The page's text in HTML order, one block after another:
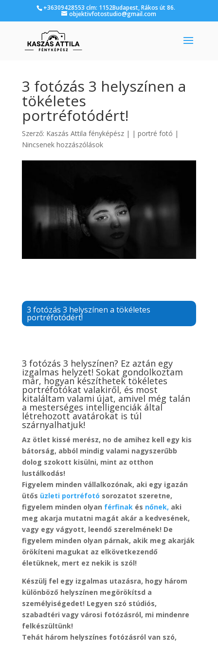
+36309428553 cím: 1152Budapest, Rákos út 86.
objektivfotostudio@gmail.com
3 fotózás 3 helyszínen a
tökéletes
portréfotódért!
Szerző: Kaszás Attila fényképész| | portré fotó |
Nincsenek hozzászólások
3 fotózás 3 helyszínen a tökéletes
portréfotódért!
3 fotózás 3 helyszínen? Ez aztán egy
izgalmas helyzet! Sokat gondolkoztam
már, hogyan készíthetek tökéletes
portréfotókat valakiről, és most
kitaláltam valami újat, amivel még talán
a mesterséges intelligenciák által
létrehozott avatárokat is túl
szárnyalhatjuk!
Az ötlet kissé merész, no de amihez kell egy kis
bátorság, abból mindig valami nagyszerűbb
dolog szokott kisülni, mint az otthon
lustálkodás!
Figyelem minden vállalkozónak, aki egy igazán
ütős üzleti portréfotó sorozatot szeretne,
figyelem minden olyan férfinakés nőnek, aki
meg akarja mutatni magát akár a kedvesének,
vagy egy vágyott, leendő szerelmének! De
figyelem minden olyan párnak, akik meg akarják
örökíteni magukat az elkövetkezendő
életüknek, mert ez nekik is szól!
Készülj fel egy izgalmas utazásra, hogy három
különböző helyszínen megörökítsd a
személyiségedet! Legyen szó stúdiós,
szabadtéri vagy városi fotózásról, mi mindenre
felkészültünk!
Tehát három helyszínes fotózásról van szó,